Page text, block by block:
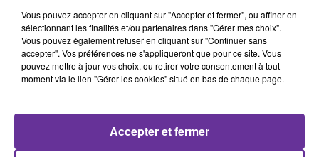
Radio Orient
RADIO ORIENT SPORT
LE JOURNAL DU SPORT DE RADIO ORIENT DU 6/12/2019
Vous pouvez accepter en cliquant sur "Accepter et fermer", ou affiner en
sélectionnant les finalités et/ou partenaires dans "Gérer mes choix".
Vous pouvez également refuser en cliquant sur "Continuer sans
accepter". Vos préférences ne s'appliqueront que pour ce site. Vous
pouvez mettre à jour vos choix, ou retirer votre consentement à tout
moment via le lien "Gérer les cookies" situé en bas de chaque page.
Accepter et fermer